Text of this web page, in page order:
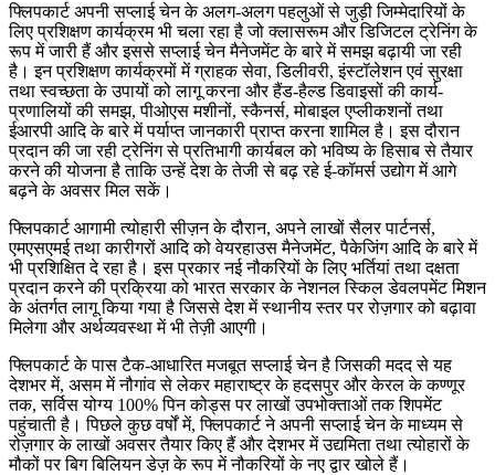
फ्लिपकार्ट अपनी सप्‍लाई चेन के अलग-अलग पहलुओं से जुड़ी जिम्‍मेदारियों के
लिए प्रशिक्षण कार्यक्रम भी चला रहा है जो क्‍लासरूम और डिजिटल ट्रेनिंग के
रूप में जारी हैं और इससे सप्‍लाई चेन मैनेजमेंट के बारे में समझ बढ़ायी जा रही
है। इन प्रशिक्षण कार्यक्रमों में ग्राहक सेवा, डिलीवरी, इंस्‍टॉलेशन एवं सुरक्षा
तथा स्‍वच्‍छता के उपायों को लागू करना और हैंड-हैल्‍ड डिवाइसों की कार्य-
प्रणालियों की समझ, पीओएस मशीनों, स्‍कैनर्स, मोबाइल एप्‍लीकशनों तथा
ईआरपी आदि के बारे में पर्याप्‍त जानकारी प्राप्‍त करना शामिल है। इस दौरान
प्रदान की जा रही ट्रेनिंग से प्रतिभागी कार्यबल को भविष्‍य के हिसाब से तैयार
करने की योजना है ताकि उन्‍हें देश के तेजी से बढ़ रहे ई-कॉमर्स उद्योग में आगे
बढ़ने के अवसर मिल सकें।
फ्लिपकार्ट आगामी त्‍योहारी सीज़न के दौरान, अपने लाखों सैलर पार्टनर्स,
एमएसएमई तथा कारीगरों आदि को वेयरहाउस मैनेजमेंट, पैकेजिंग आदि के बारे में
भी प्रशिक्षित दे रहा है। इस प्रकार नई नौकरियों के लिए भर्तियां तथा दक्षता
प्रदान करने की प्रक्रिया को भारत सरकार के नेशनल स्किल डेवलपमेंट मिशन
के अंतर्गत लागू किया गया है जिससे देश में स्‍थानीय स्‍तर पर रोज़गार को बढ़ावा
मिलेगा और अर्थव्‍यवस्‍था में भी तेज़ी आएगी।
फ्लिपकार्ट के पास टैक-आधारित मजबूत सप्‍लाई चेन है जिसकी मदद से यह
देशभर में, असम में नौगांव से लेकर महाराष्‍ट्र के हदसपुर और केरल के कण्‍णूर
तक, सर्विस योग्‍य 100% पिन कोड्स पर लाखों उपभोक्‍ताओं तक शिपमेंट
पहुंचाती है। पिछले कुछ वर्षों में, फ्लिपकार्ट ने अपनी सप्‍लाई चेन के माध्‍यम से
रोज़गार के लाखों अवसर तैयार किए हैं और देशभर में उद्यमिता तथा त्‍योहारों के
मौकों पर बिग बिलियन डेज़ के रूप में नौकरियों के नए द्वार खोले हैं।